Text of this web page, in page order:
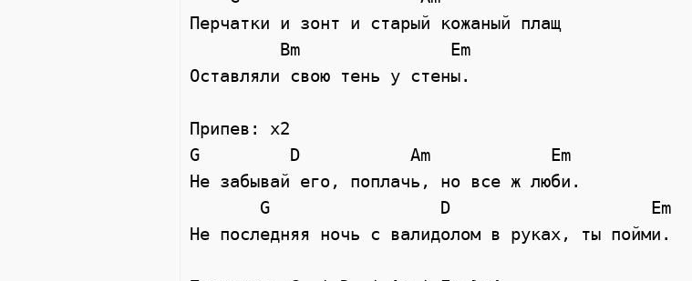
Перчатки и зонт и старый кожаный плащ
Оставляли свою тень у стены.
Припев: x2
G         D           Am            Em
Не забывай его, поплачь, но все ж люби.
Не последняя ночь с валидолом в руках, ты пойми.